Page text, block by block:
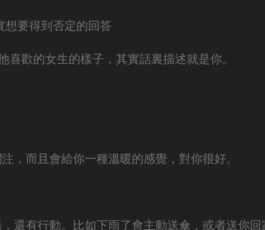
想要得到否定的回答
歡的女生的樣子，其實話裏描述就是你。
，而且會給你一種溫暖的感覺，對你很好。
還有行動。比如下雨了會主動送傘，或者送你回